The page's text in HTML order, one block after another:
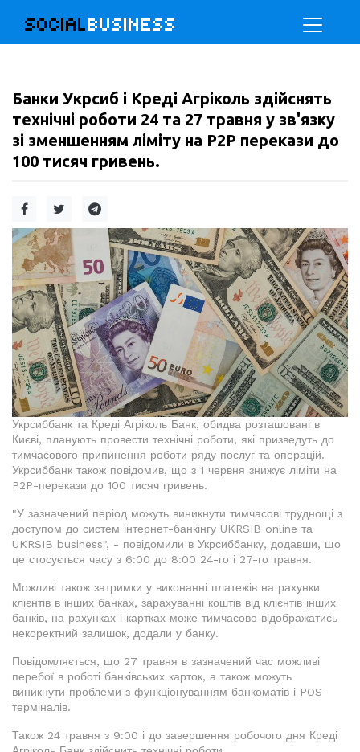
SOCIALBUSINESS
Банки Укрсиб і Креді Агріколь здійснять
технічні роботи 24 та 27 травня у зв'язку
зі зменшенням ліміту на P2P перекази до
100 тисяч гривень.
Укрсиббанк та Креді Агріколь Банк, обидва розташовані в
Києві, планують провести технічні роботи, які призведуть до
тимчасового припинення роботи ряду послуг та операцій.
Укрсиббанк також повідомив, що з 1 червня знижує ліміти на
P2P-перекази до 100 тисяч гривень.
"У зазначений період можуть виникнути тимчасові труднощі з
доступом до систем інтернет-банкінгу UKRSIB online та
UKRSIB business", - повідомили в Укрсиббанку, додавши, що
це стосується часу з 6:00 до 8:00 24-го і 27-го травня.
Можливі також затримки у виконанні платежів на рахунки
клієнтів в інших банках, зарахуванні коштів від клієнтів інших
банків, на рахунках і картках може тимчасово відображатись
некоректний залишок, додали у банку.
Повідомляється, що 27 травня в зазначений час можливі
перебої в роботі банківських карток, а також можуть
виникнути проблеми з функціонуванням банкоматів і POS-
терміналів.
Також 24 травня з 9:00 і до завершення робочого дня Креді